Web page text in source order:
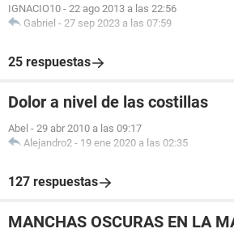
IGNACIO10 - 22 ago 2013 a las 22:56
Gabriel - 27 sep 2023 a las 07:59
25 respuestas
Dolor a nivel de las costillas
Abel - 29 abr 2010 a las 09:17
Alejandro2 - 19 ene 2020 a las 02:35
127 respuestas
MANCHAS OSCURAS EN LA